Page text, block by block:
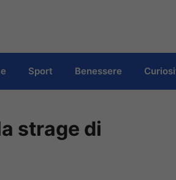
Sport Benessere
strage di